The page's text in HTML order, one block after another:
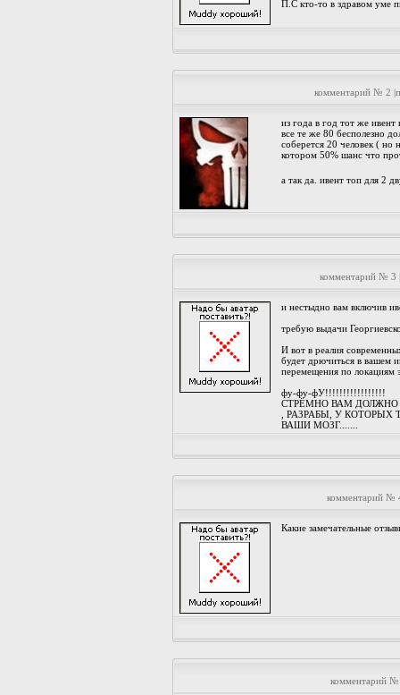
П.С кто-то в здравом уме
комментарий № 2
из года в год тот же
все те же 80 бесполезно
соберется 20 человек ( но
котором 50% шанс что
а так да. ивент топ для 2
комментарий № 3
и нестыдно вам включив
требую выдачи
И вот в реалия
будет дрючиться в вашем
перемещения по локациям
фу-фу-фУ!!!!!!!!!!!!!!!!!
СТРЁМНО ВАМ ДОЛЖНО
, РАЗРАБЫ, У
ВАШИ МОЗГ.......
комментарий №
Какие замечательные
комментарий